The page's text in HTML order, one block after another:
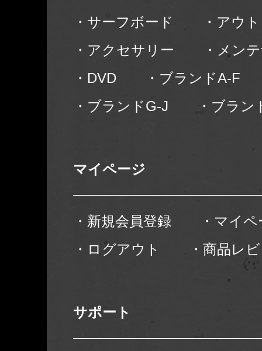
・サーフボード
・アウ
・アクセサリー
・メン
・DVD
・ブランドA-F
・ブランドG-J
・ブラン
マイページ
・新規会員登録
・マイ
・ログアウト
・商品レ
サポート